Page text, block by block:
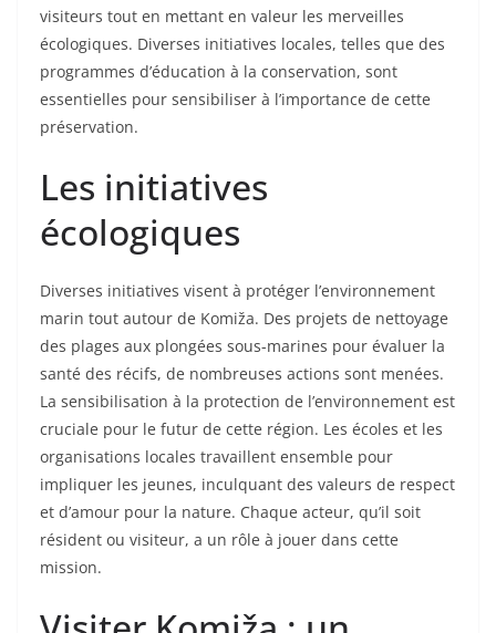
visiteurs tout en mettant en valeur les merveilles
écologiques. Diverses initiatives locales, telles que des
programmes d’éducation à la conservation, sont
essentielles pour sensibiliser à l’importance de cette
préservation.
Les initiatives
écologiques
Diverses initiatives visent à protéger l’environnement
marin tout autour de Komiža. Des projets de nettoyage
des plages aux plongées sous-marines pour évaluer la
santé des récifs, de nombreuses actions sont menées.
La sensibilisation à la protection de l’environnement est
cruciale pour le futur de cette région. Les écoles et les
organisations locales travaillent ensemble pour
impliquer les jeunes, inculquant des valeurs de respect
et d’amour pour la nature. Chaque acteur, qu’il soit
résident ou visiteur, a un rôle à jouer dans cette
mission.